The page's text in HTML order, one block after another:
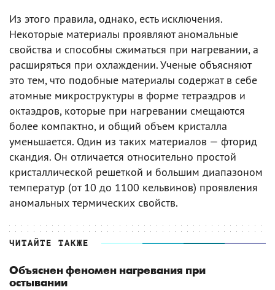
Из этого правила, однако, есть исключения.
Некоторые материалы проявляют аномальные
свойства и способны сжиматься при нагревании, а
расширяться при охлаждении. Ученые объясняют
это тем, что подобные материалы содержат в себе
атомные микроструктуры в форме тетраэдров и
октаэдров, которые при нагревании смещаются
более компактно, и общий объем кристалла
уменьшается. Один из таких материалов — фторид
скандия. Он отличается относительно простой
кристаллической решеткой и большим диапазоном
температур (от 10 до 1100 кельвинов) проявления
аномальных термических свойств.
ЧИТАЙТЕ ТАКЖЕ
Объяснен феномен нагревания при
остывании